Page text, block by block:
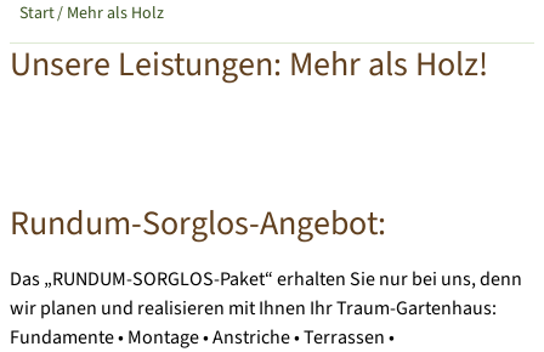
Start Mehr als Holz
Unsere Leistungen: Mehr als Holz!
Rundum-Sorglos-Angebot:
Das „RUNDUM-SORGLOS-Paket“ erhalten Sie nur bei uns, denn
wir planen und realisieren mit Ihnen Ihr Traum-Gartenhaus:
Fundamente • Montage • Anstriche • Terrassen •